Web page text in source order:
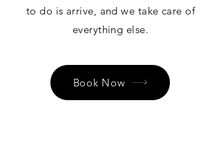
to do is arrive, and we take care of
everything else.
Book Now